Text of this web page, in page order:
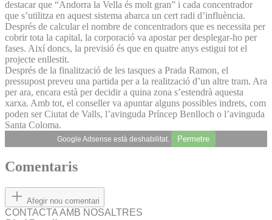
destacar que “Andorra la Vella és molt gran” i cada concentrador
que s’utilitza en aquest sistema abarca un cert radi d’influència.
Després de calcular el nombre de concentradors que es necessita per
cobrir tota la capital, la corporació va apostar per desplegar-ho per
fases. Així doncs, la previsió és que en quatre anys estigui tot el
projecte enllestit.
Després de la finalització de les tasques a Prada Ramon, el
pressupost preveu una partida per a la realització d’un altre tram. Ara
per ara, encara està per decidir a quina zona s’estendrà aquesta
xarxa. Amb tot, el conseller va apuntar alguns possibles indrets, com
poden ser Ciutat de Valls, l’avinguda Príncep Benlloch o l’avinguda
Santa Coloma.
Google Adsense està deshabilitat. Permetre
Comentaris
Afegir nou comentari
CONTACTA AMB NOSALTRES